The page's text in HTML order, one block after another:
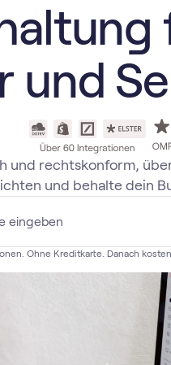
und
und rechtskonform,
und behalte dein
Ohne Kreditkarte. Danach